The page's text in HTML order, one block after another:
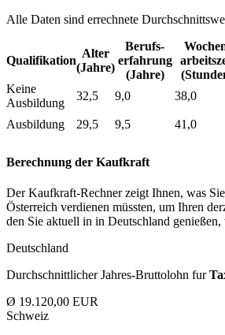
Alle Daten sind errechnete
Qualifikation
Alter
(Jahre)
Berufs­
erfahrung
(Jahre)
Keine
Ausbildung
32,5 9,0 38,0
Ausbildung
29,5 9,5 41,0
Berechnung der Kaufkraft
Der Kaufkraft-Rechner zeigt Ihnen, was
Österreich verdienen müssten, um Ihren
den Sie aktuell in in Deutschland
Deutschland
Durchschnittlicher Jahres-Bruttolohn fur
Ø 19.120,00 EUR
Schweiz